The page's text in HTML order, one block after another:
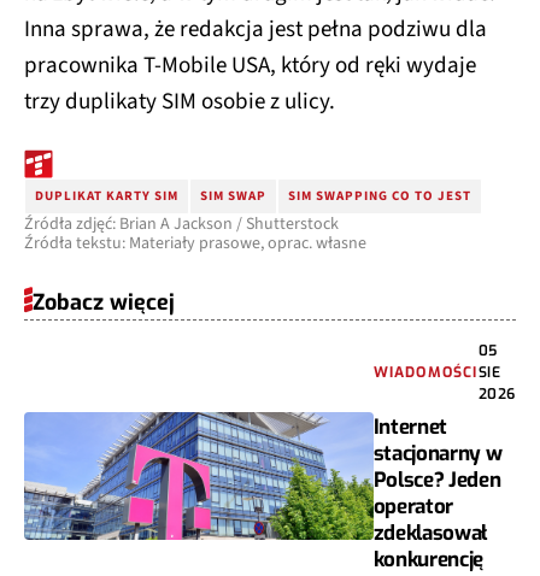
Inna sprawa, że redakcja jest pełna podziwu dla
pracownika T-Mobile USA, który od ręki wydaje
trzy duplikaty SIM osobie z ulicy.
DUPLIKAT KARTY SIM SIM SWAP SIM SWAPPING CO TO JEST
Źródła zdjęć: Brian A Jackson / Shutterstock
Źródła tekstu: Materiały prasowe, oprac. własne
Zobacz więcej
WIADOMOŚCI
05
SIE
2026
Internet
stacjonarny w
Polsce? Jeden
operator
zdeklasował
konkurencję